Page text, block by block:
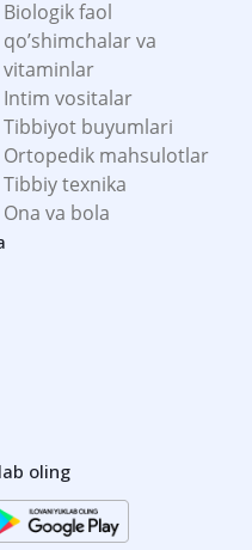
Biologik faol
qo’shimchalar va
vitaminlar
Intim vositalar
Tibbiyot buyumlari
Ortopedik mahsulotlar
Tibbiy texnika
Ona va bola
oling